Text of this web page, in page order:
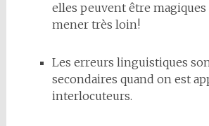
elles peuvent être
mener très loin!
Les erreurs linguistiques
secondaires quand on est
interlocuteurs.